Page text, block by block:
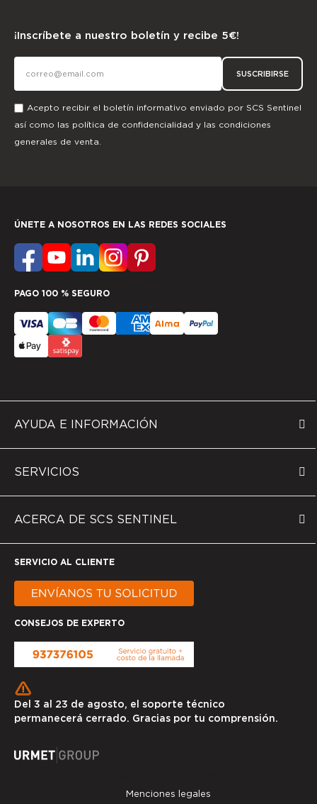
¡Inscríbete a nuestro boletín y recibe 5€!
SUSCRIBIRSE
Acepto recibir el boletín informativo enviado por SCS Sentinel
así como las política de confidencialidad y las condiciones
generales de venta.
AYUDA E INFORMACIÓN
SERVICIOS
ACERCA DE SCS SENTINEL
SERVICIO AL CLIENTE
CONSEJOS DE EXPERTO
Del 3 al 23 de agosto, el soporte técnico
permanecerá cerrado. Gracias por tu comprensión.
ÚNETE A NOSOTROS EN LAS REDES SOCIALES
PAGO 100 % SEGURO
Menciones legales